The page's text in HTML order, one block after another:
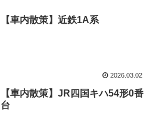
【車内散策】近鉄1A系
2026.03.02
【車内散策】JR四国キハ54形0番
台